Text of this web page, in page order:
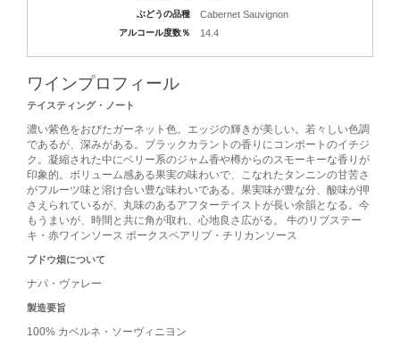
ぶどうの品種 Cabernet Sauvignon
アルコール度数％ 14.4
ワインプロフィール
テイスティング・ノート
濃い紫色をおびたガーネット色。エッジの輝きが美しい。若々しい色調
であるが、深みがある。ブラックカラントの香りにコンポートのイチジ
ク。凝縮された中にベリー系のジャム香や樽からのスモーキーな香りが
印象的。ボリューム感ある果実の味わいで、こなれたタンニンの甘苦さ
がフルーツ味と溶け合い豊な味わいである。果実味が豊な分、酸味が押
さえられているが、丸味のあるアフターテイストが長い余韻となる。今
もうまいが、時間と共に角が取れ、心地良さ広がる。 牛のリブステー
キ・赤ワインソース ポークスペアリブ・チリカンソース
ブドウ畑について
ナパ・ヴァレー
製造要旨
100% カベルネ・ソーヴィニヨン